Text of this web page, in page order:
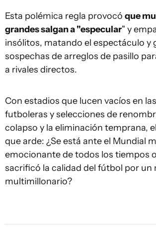
Esta polémica regla provocó que
grandes salgan a "especular" y
insólitos, matando el espectáculo y
sospechas de arreglos de pasillo
a rivales directos.
Con estadios que lucen vacíos en
futboleras y selecciones de
colapso y la eliminación temprana,
que arde: ¿Se está ante el Mundial
emocionante de todos los tiempos
sacrificó la calidad del fútbol por un
multimillonario?